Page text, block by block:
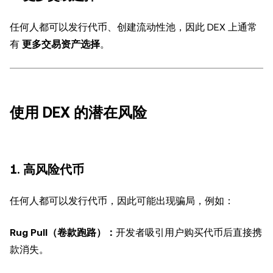
任何人都可以发行代币、创建流动性池，因此 DEX 上通常
有 更多交易资产选择。
使用 DEX 的潜在风险
1. 高风险代币
任何人都可以发行代币，因此可能出现骗局，例如：
Rug Pull（卷款跑路）： 开发者吸引用户购买代币后直接携
款消失。